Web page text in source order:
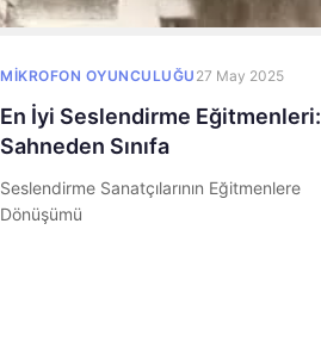
MIKROFON OYUNCULUĞU 27 May 2025
En İyi Seslendirme Eğitmenleri:
Sahneden Sınıfa
Seslendirme Sanatçılarının Eğitmenlere
Dönüşümü